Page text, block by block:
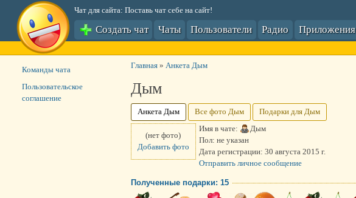
Чат для сайта: Поставь чат себе на сайт!
Создать чат Чаты Пользователи Радио Приложения
Главная» Анкета Дым
Дым
Анкета Дым Все фото Дым
Подарки для Дым
(нет фото)
Добавить фото
Имя в чате:
Дым
Пол: не указан
Дата регистрации: 30 августа 2015 г.
Отправить личное сообщение
Полученные подарки: 15
Команды чата
Пользовательское
соглашение